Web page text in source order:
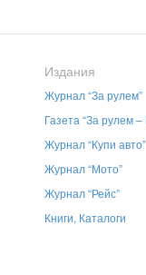
Издания
Журнал “За рулем”
Газета “За рулем –
Журнал “Купи авто”
Журнал “Мото”
Журнал “Рейс”
Книги, Каталоги